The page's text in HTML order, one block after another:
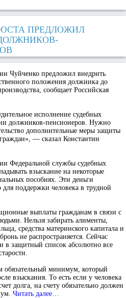
ПРЕДЛОЖИЛ
Чуйченко предложил внедрить
положения должника до
сообщает Российская
исполнение судебных
должников-пенсионеров. Нужно
дополнительные меры защиты
— сказал Константин
Федеральной службы судебных
взыскание на некоторые
пособиях. Эти деньги
поддержки человека в трудной
выплаты гражданам в связи с
Нельзя забирать алименты,
средства материнского капитала и
не распространяется. Сейчас
в защитный список абсолютно все
обязательный минимум, который
взыскания. То есть если у человека
долга, на счету обязательно должен
Читать далее…